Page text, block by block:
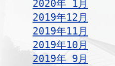
2020年 1月
2019年12月
2019年11月
2019年10月
2019年 9月